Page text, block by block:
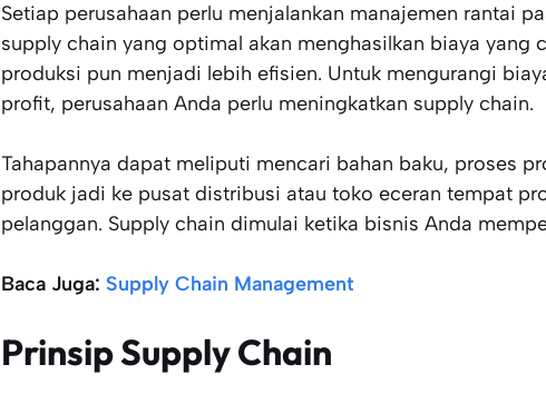
Setiap perusahaan perlu menjalankan manajemen rantai
supply chain yang optimal akan menghasilkan biaya yang
produksi pun menjadi lebih efisien. Untuk mengurangi
profit, perusahaan Anda perlu meningkatkan supply chain.
Tahapannya dapat meliputi mencari bahan baku, proses
produk jadi ke pusat distribusi atau toko eceran tempat
pelanggan. Supply chain dimulai ketika bisnis Anda
Baca Juga: Supply Chain Management
Prinsip Supply Chain